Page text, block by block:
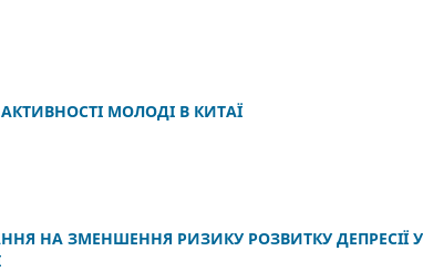
МОЛОДІ В КИТАЇ
НА ЗМЕНШЕННЯ РИЗИКУ РОЗВИТКУ ДЕПРЕСІЇ У